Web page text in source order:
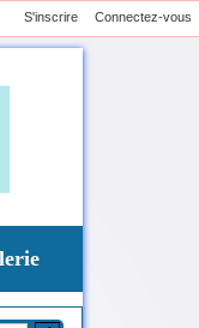
Connectez-vous
S'inscrire